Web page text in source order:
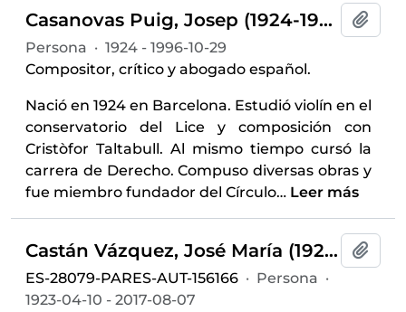
Casanovas Puig, Josep (1924-1996)
Persona · 1924 - 1996-10-29
Compositor, crítico y abogado español.
Nació en 1924 en Barcelona. Estudió violín en el
conservatorio del Lice y composición con
Cristòfor Taltabull. Al mismo tiempo cursó la
carrera de Derecho. Compuso diversas obras y
fue miembro fundador del Círculo… Leer más
Castán Vázquez, José María (1923-2017)
ES-28079-PARES-AUT-156166 · Persona ·
1923-04-10 - 2017-08-07